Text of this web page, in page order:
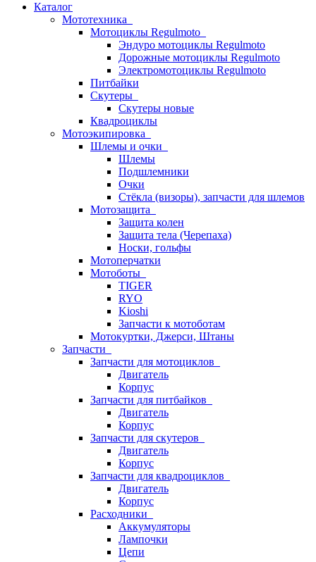
Каталог
Мототехника
Мотоциклы Regulmoto
Эндуро мотоциклы Regulmoto
Дорожные мотоциклы Regulmoto
Электромотоциклы Regulmoto
Питбайки
Скутеры
Скутеры новые
Квадроциклы
Мотоэкипировка
Шлемы и очки
Шлемы
Подшлемники
Очки
Стёкла (визоры), запчасти для шлемов
Мотозащита
Защита колен
Защита тела (Черепаха)
Носки, гольфы
Мотоперчатки
Мотоботы
TIGER
RYO
Kioshi
Запчасти к мотоботам
Мотокуртки, Джерси, Штаны
Запчасти
Запчасти для мотоциклов
Двигатель
Корпус
Запчасти для питбайков
Двигатель
Корпус
Запчасти для скутеров
Двигатель
Корпус
Запчасти для квадроциклов
Двигатель
Корпус
Расходники
Аккумуляторы
Лампочки
Цепи